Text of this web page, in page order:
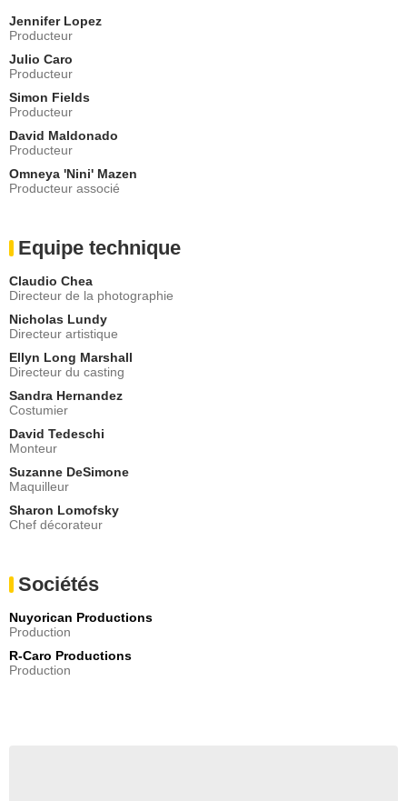
Jennifer Lopez
Producteur
Julio Caro
Producteur
Simon Fields
Producteur
David Maldonado
Producteur
Omneya 'Nini' Mazen
Producteur associé
Equipe technique
Claudio Chea
Directeur de la photographie
Nicholas Lundy
Directeur artistique
Ellyn Long Marshall
Directeur du casting
Sandra Hernandez
Costumier
David Tedeschi
Monteur
Suzanne DeSimone
Maquilleur
Sharon Lomofsky
Chef décorateur
Sociétés
Nuyorican Productions
Production
R-Caro Productions
Production